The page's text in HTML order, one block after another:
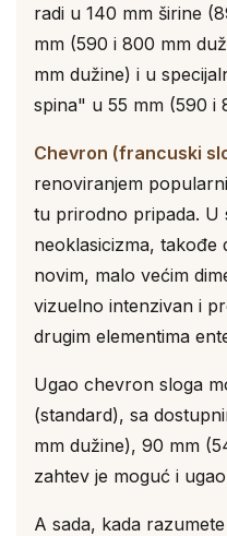
radi u 140 mm širine
mm (590 i 800 mm
mm dužine) i u
spina" u 55 mm (590 i
Chevron (francuski
renoviranjem
tu prirodno pripada. U
neoklasicizma,
novim, malo većim
vizuelno intenzivan i
drugim elementima
Ugao chevron sloga
(standard), sa
mm dužine), 90 mm
zahtev je moguć i
A sada, kada